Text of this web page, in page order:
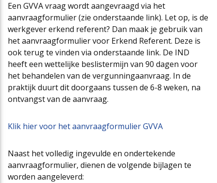
Een GVVA vraag wordt aangevraagd via het
aanvraagformulier (zie onderstaande link). Let op, is de
werkgever erkend referent? Dan maak je gebruik van
het aanvraagformulier voor Erkend Referent. Deze is
ook terug te vinden via onderstaande link. De IND
heeft een wettelijke beslistermijn van 90 dagen voor
het behandelen van de vergunningaanvraag. In de
praktijk duurt dit doorgaans tussen de 6-8 weken, na
ontvangst van de aanvraag.
Klik hier voor het aanvraagformulier GVVA
Naast het volledig ingevulde en ondertekende
aanvraagformulier, dienen de volgende bijlagen te
worden aangeleverd: